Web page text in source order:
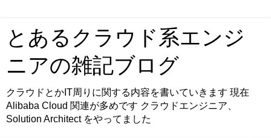
とあるクラウド系エンジ
ニアの雑記ブログ
クラウドとかIT周りに関する内容を書いていきます 現在
Alibaba Cloud 関連が多めです クラウドエンジニア、
Solution Architect をやってました